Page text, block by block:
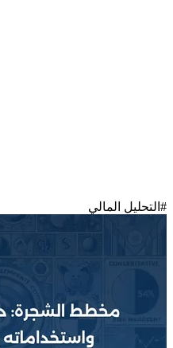
# التحليل المالي